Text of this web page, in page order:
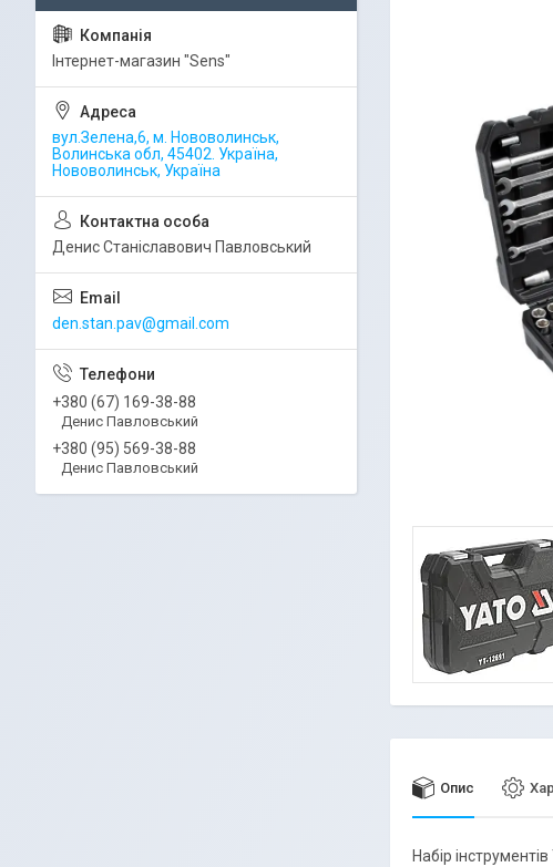
Опис
Набір
Iнтернет-магазин "Sens"
вул.Зелена,6, м. Нововолинськ,
Волинська обл, 45402. Україна,
Нововолинськ, Україна
Денис Станіславович Павловський
den.stan.pav@gmail.com
+380 (67) 169-38-88
Денис Павловський
+380 (95) 569-38-88
Денис Павловський